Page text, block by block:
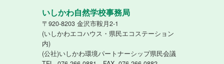
いしかわ自然学校事務局
〒920-8203 金沢市鞍月2-1
(いしかわエコハウス・県民エコステーション
内)
(公社)いしかわ環境パートナーシップ県民会議